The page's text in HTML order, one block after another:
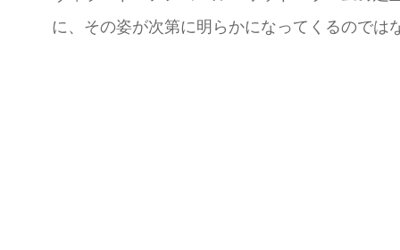
に、その姿が次第に明らかになってくるのでは